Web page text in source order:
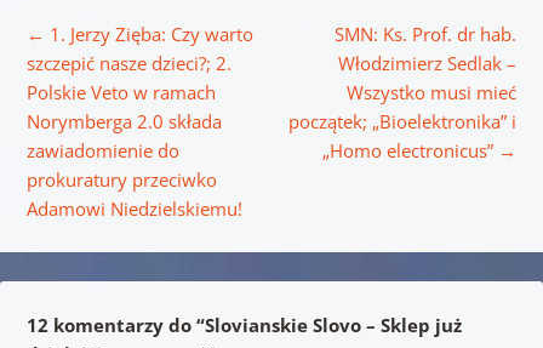
← 1. Jerzy Zięba: Czy warto
szczepić nasze dzieci?; 2.
Polskie Veto w ramach
Norymberga 2.0 składa
zawiadomienie do
prokuratury przeciwko
Adamowi Niedzielskiemu!
SMN: Ks. Prof. dr hab.
Włodzimierz Sedlak –
Wszystko musi mieć
początek; „Bioelektronika” i
„Homo electronicus” →
12 komentarzy do “Slovianskie Slovo – Sklep już